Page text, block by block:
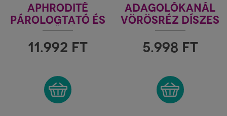
APHRODITÉ
PÁROLOGTATÓ ÉS
FÜSTÖLŐRÁCSOS
ZSÍRKŐ EDÉNY
11.992 FT
ADAGOLÓKANÁL
VÖRÖSRÉZ DÍSZES
5.998 FT